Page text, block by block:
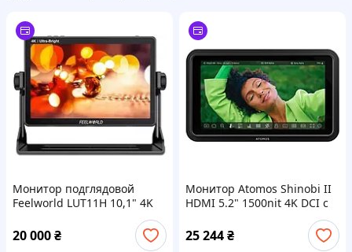
Монитор подглядовой
Feelworld LUT11H 10,1" 4K
20 000₴
Монитор Atomos Shinobi II
HDMI 5.2" 1500nit 4K DCI с
25 244₴